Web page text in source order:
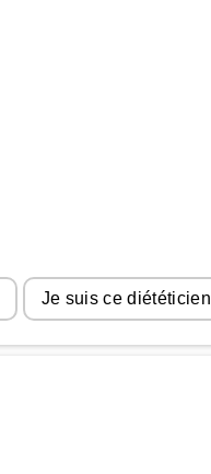
Je suis ce diététicien